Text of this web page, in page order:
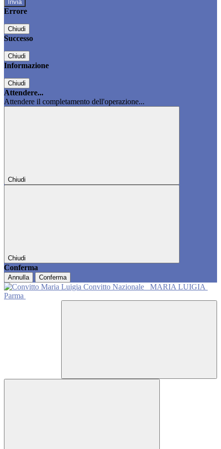
Errore
Chiudi
Successo
Chiudi
Informazione
Chiudi
Attendere...
Attendere il completamento dell'operazione...
Chiudi
Chiudi
Conferma
Annulla Conferma
Convitto Nazionale
MARIA LUIGIA
Parma